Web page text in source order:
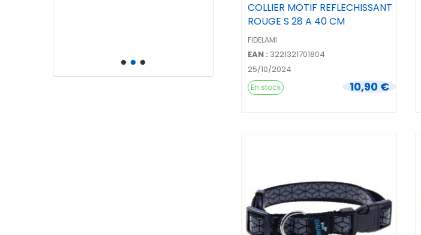
COLLIER MOTIF REFLECHISSANT
ROUGE S 28 A 40 CM
FIDELAMI
EAN : 3221321701804
25/10/2024
10,90 €
En stock